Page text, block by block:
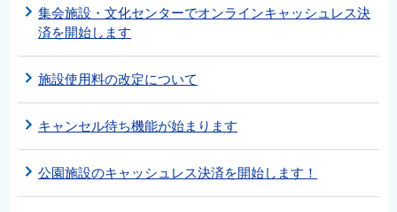
集会施設・文化センターでオンラインキャッシュレス決
済を開始します
施設使用料の改定について
キャンセル待ち機能が始まります
公園施設のキャッシュレス決済を開始します！